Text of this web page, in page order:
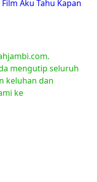
Aku Tahu Kapan
mengutip seluruh
keluhan dan
ke